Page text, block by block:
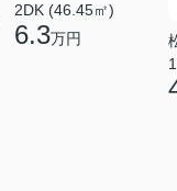
2DK (46.45㎡)
6.3万円